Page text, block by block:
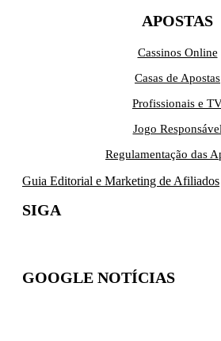
APOSTAS
Cassinos Online
Casas de Apostas
Profissionais e
Jogo Responsável
Regulamentação das
Guia Editorial e Marketing de Afiliados
SIGA
GOOGLE NOTÍCIAS